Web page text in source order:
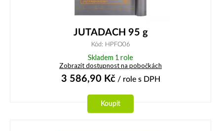
JUTADACH 95 g
Kód: HPFO06
Skladem 1 role
Zobrazit dostupnost na pobočkách
3 586,90 Kč/ role s DPH
Koupit